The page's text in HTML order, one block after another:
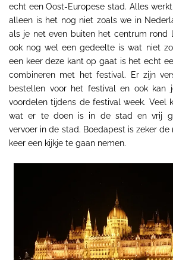
echt een Oost-Europese stad. Alles
alleen is het nog niet zoals we in
als je net even buiten het centrum rond
ook nog wel een gedeelte is wat niet
een keer deze kant op gaat is het echt
combineren met het festival. Er zijn
bestellen voor het festival en ook kan
voordelen tijdens de festival week. Veel
wat er te doen is in de stad en vrij
vervoer in de stad. Boedapest is zeker
keer een kijkje te gaan nemen.